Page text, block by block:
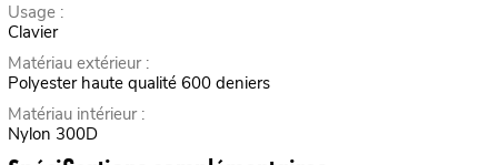
Usage :
Clavier
Matériau extérieur :
Polyester haute qualité 600 deniers
Matériau intérieur :
Nylon 300D